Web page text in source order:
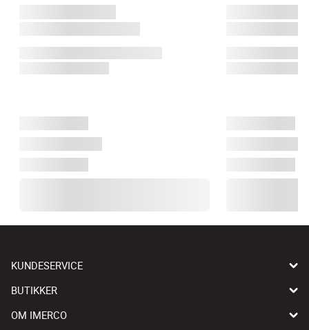
KUNDESERVICE
BUTIKKER
OM IMERCO